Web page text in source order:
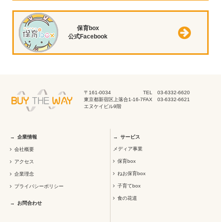
保育box
公式Facebook
〒161-0034
東京都新宿区上落合1-16-7
エヌケイビル9階
TEL 03-6332-6620
FAX 03-6332-6621
企業情報
会社概要
アクセス
企業理念
プライバシーポリシー
お問合わせ
サービス
メディア事業
保育box
ねお保育box
子育てbox
食の花道